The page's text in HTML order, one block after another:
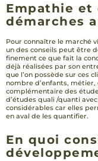
Empathie et
démarches
Pour connaître le marché
un des conseils peut être
finement ce que fait la
déjà réalisées par son
que l’on possède sur ces
nombre d’enfants,
complémentaire des
d’études quali /quanti
considérables car elles
en aval de les quantifier.
En quoi